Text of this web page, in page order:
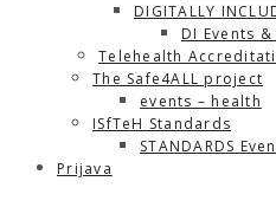
DIGITALLY
DI Events
Telehealth
The Safe4ALL project
events – health
ISfTeH Standards
STANDARDS
Prijava